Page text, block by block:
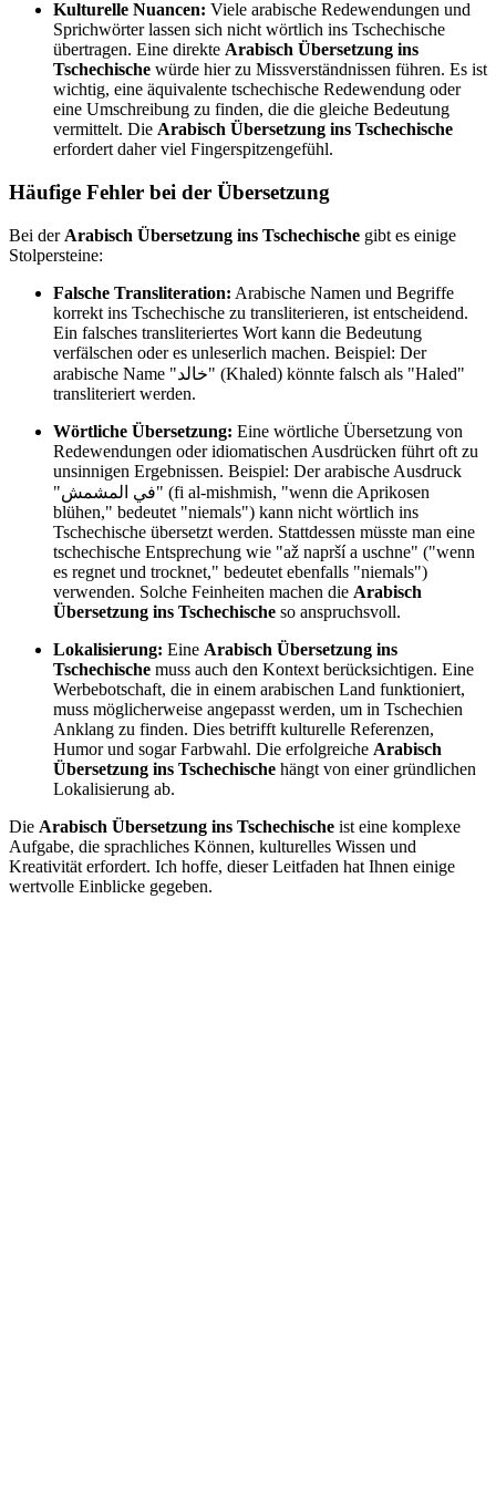
Kulturelle Nuancen: Viele arabische Redewendungen und
Sprichwörter lassen sich nicht wörtlich ins Tschechische
übertragen. Eine direkte Arabisch Übersetzung ins
Tschechische würde hier zu Missverständnissen führen. Es ist
wichtig, eine äquivalente tschechische Redewendung oder
eine Umschreibung zu finden, die die gleiche Bedeutung
vermittelt. Die Arabisch Übersetzung ins Tschechische
erfordert daher viel Fingerspitzengefühl.
Häufige Fehler bei der Übersetzung
Bei der Arabisch Übersetzung ins Tschechische gibt es einige
Stolpersteine:
Falsche Transliteration: Arabische Namen und Begriffe
korrekt ins Tschechische zu transliterieren, ist entscheidend.
Ein falsches transliteriertes Wort kann die Bedeutung
verfälschen oder es unleserlich machen. Beispiel: Der
arabische Name "خالد" (Khaled) könnte falsch als "Haled"
transliteriert werden.
Wörtliche Übersetzung: Eine wörtliche Übersetzung von
Redewendungen oder idiomatischen Ausdrücken führt oft zu
unsinnigen Ergebnissen. Beispiel: Der arabische Ausdruck
"في المشمش" (fi al-mishmish, "wenn die Aprikosen
blühen," bedeutet "niemals") kann nicht wörtlich ins
Tschechische übersetzt werden. Stattdessen müsste man eine
tschechische Entsprechung wie "až naprší a uschne" ("wenn
es regnet und trocknet," bedeutet ebenfalls "niemals")
verwenden. Solche Feinheiten machen die Arabisch
Übersetzung ins Tschechische so anspruchsvoll.
Lokalisierung: Eine Arabisch Übersetzung ins
Tschechische muss auch den Kontext berücksichtigen. Eine
Werbebotschaft, die in einem arabischen Land funktioniert,
muss möglicherweise angepasst werden, um in Tschechien
Anklang zu finden. Dies betrifft kulturelle Referenzen,
Humor und sogar Farbwahl. Die erfolgreiche Arabisch
Übersetzung ins Tschechische hängt von einer gründlichen
Lokalisierung ab.
Die Arabisch Übersetzung ins Tschechische ist eine komplexe
Aufgabe, die sprachliches Können, kulturelles Wissen und
Kreativität erfordert. Ich hoffe, dieser Leitfaden hat Ihnen einige
wertvolle Einblicke gegeben.